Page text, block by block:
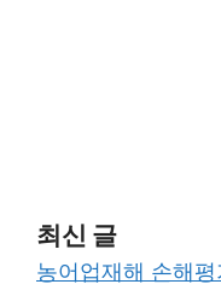
최신 글
농어업재해 손해